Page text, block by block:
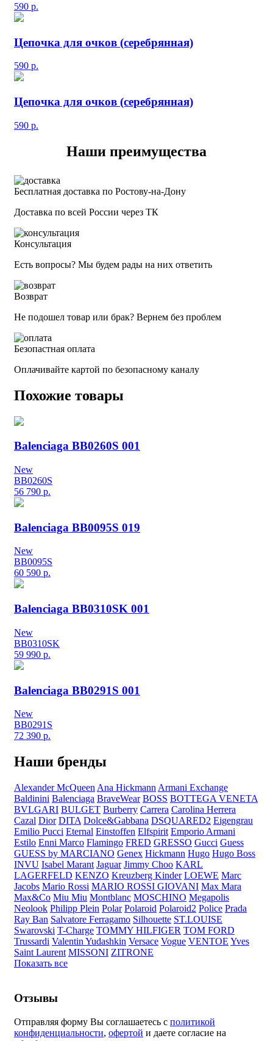
590 р.
Цепочка для очков (серебрянная)
590 р.
Цепочка для очков (серебрянная)
590 р.
Наши преимущества
Бесплатная доставка по Ростову-на-Дону
Доставка по всей России через ТК
Консультация
Есть вопросы? Мы будем рады на них ответить
Возврат
Не подошел товар или брак? Вернем без проблем
Безопастная оплата
Оплачивайте картой по безопасному каналу
Похожие товары
Balenciaga BB0260S 001
New
BB0260S
56 790 р.
Balenciaga BB0095S 019
New
BB0095S
60 590 р.
Balenciaga BB0310SK 001
New
BB0310SK
59 990 р.
Balenciaga BB0291S 001
New
BB0291S
72 390 р.
Наши бренды
Alexander McQueen Ana Hickmann Armani Exchange
Baldinini Balenciaga BraveWear BOSS BOTTEGA VENETA
BVLGARI BULGET Burberry Carrera Carolina Herrera
Cazal Dior DITA Dolce&Gabbana DSQUARED2 Eigengrau
Emilio Pucci Eternal Einstoffen Elfspirit Emporio Armani
Estilo Enni Marco Flamingo FRED GRESSO Gucci Guess
GUESS by MARCIANO Genex Hickmann Hugo Hugo Boss
INVU Isabel Marant Jaguar Jimmy Choo KARL
LAGERFELD KENZO Kreuzberg Kinder LOEWE Marc
Jacobs Mario Rossi MARIO ROSSI GIOVANI Max Mara
Max&Co Miu Miu Montblanc MOSCHINO Megapolis
Neolook Philipp Plein Polar Polaroid Polaroid2 Police Prada
Ray Ban Salvatore Ferragamo Silhouette ST.LOUISE
Swarovski T-Charge TOMMY HILFIGER TOM FORD
Trussardi Valentin Yudashkin Versace Vogue VENTOE Yves
Saint Laurent MISSONI ZITRONE
Показать все
Отзывы
Отправляя форму Вы соглашаетесь с политикой
конфиденциальности, офертой и даете согласие на